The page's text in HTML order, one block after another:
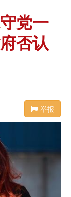
党一
否认
举报